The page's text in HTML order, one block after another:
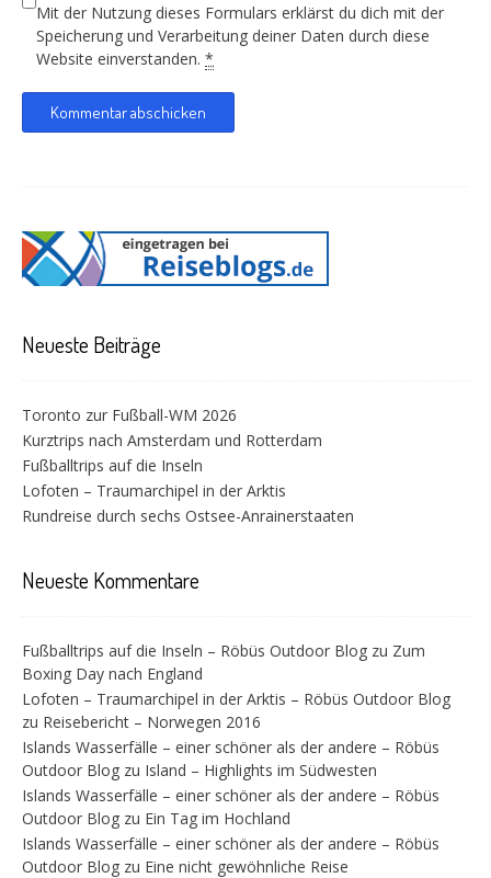
Mit der Nutzung dieses Formulars erklärst du dich mit der
Speicherung und Verarbeitung deiner Daten durch diese
Website einverstanden. *
Neueste Beiträge
Toronto zur Fußball-WM 2026
Kurztrips nach Amsterdam und Rotterdam
Fußballtrips auf die Inseln
Lofoten – Traumarchipel in der Arktis
Rundreise durch sechs Ostsee-Anrainerstaaten
Neueste Kommentare
Fußballtrips auf die Inseln – Röbüs Outdoor Blog zu Zum
Boxing Day nach England
Lofoten – Traumarchipel in der Arktis – Röbüs Outdoor Blog
zu Reisebericht – Norwegen 2016
Islands Wasserfälle – einer schöner als der andere – Röbüs
Outdoor Blog zu Island – Highlights im Südwesten
Islands Wasserfälle – einer schöner als der andere – Röbüs
Outdoor Blog zu Ein Tag im Hochland
Islands Wasserfälle – einer schöner als der andere – Röbüs
Outdoor Blog zu Eine nicht gewöhnliche Reise